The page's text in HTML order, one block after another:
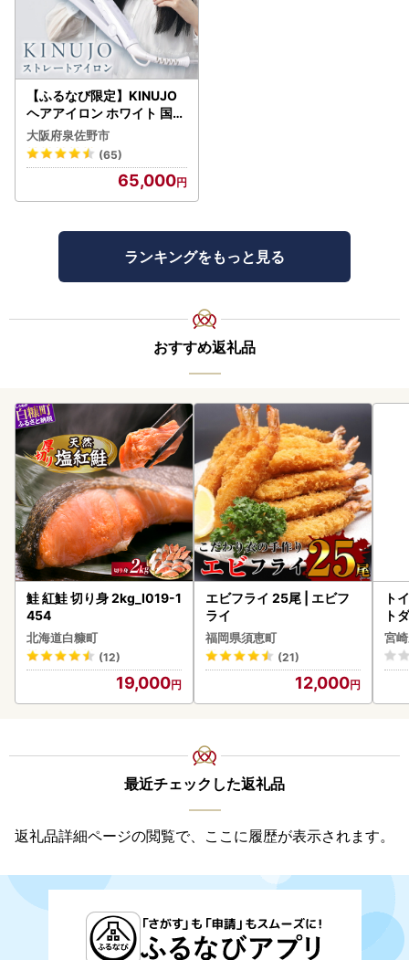
【ふるなび限定】KINUJO
ヘアアイロン ホワイト 国内
製造 FN-Limited-PR
大阪府泉佐野市
(65)
65,000
ランキングをもっと見る
おすすめ返礼品
鮭 紅鮭 切り身 2kg_I019-1
454
北海道白糠町
(12)
19,000
エビフライ 25尾 | エビフ
ライ
福岡県須恵町
(21)
12,000
ト
ト
速
宮
最近チェックした返礼品
返礼品詳細ページの閲覧で、ここに履歴が表示されます。